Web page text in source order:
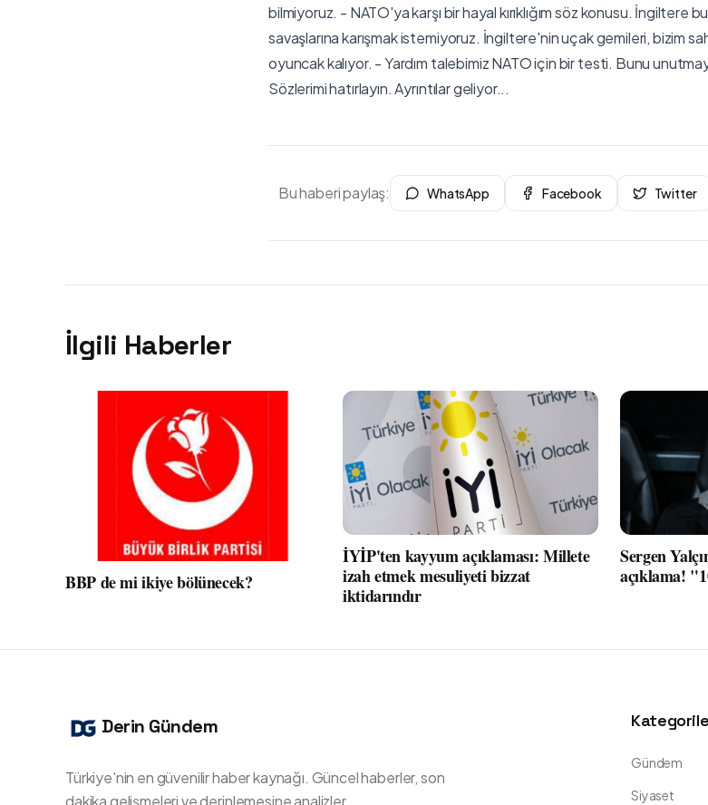
bilmiyoruz. - NATO'ya karşı bir hayal kırıklığım söz konusu. İngiltere
savaşlarına karışmak istemiyoruz. İngiltere'nin uçak gemileri, bizim
oyuncak kalıyor. - Yardım talebimiz NATO için bir testi. Bunu
Sözlerimi hatırlayın. Ayrıntılar geliyor...
Bu haberi paylaş: WhatsApp Facebook Twitter
İlgili Haberler
BBP de mi ikiye bölünecek?
İYİP'ten kayyum açıklaması: Millete
izah etmek mesuliyeti bizzat
iktidarındır
Sergen
açıklama!
Derin Gündem
Türkiye'nin en güvenilir haber kaynağı. Güncel haberler, son
dakika gelişmeleri ve derinlemesine analizler.
Gündem
Siyaset